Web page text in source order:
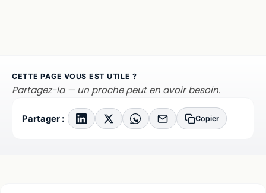
CETTE PAGE VOUS EST UTILE ?
Partagez-la — un proche peut en avoir besoin.
Partager : Copier